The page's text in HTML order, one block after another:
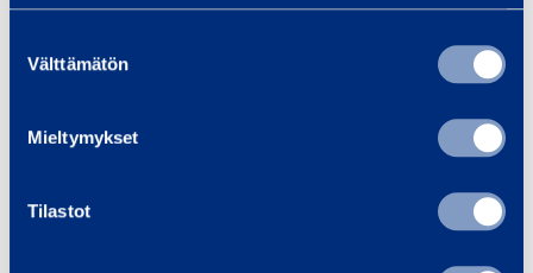
valinta
Välttämätön
Mieltymykset
Tilastot
Pierre Brorsson, Chief Financial Officer(CFO),
pierre.brorsson(at)ramirent.com